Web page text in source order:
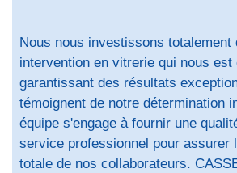
Nous nous investissons totalement
intervention en vitrerie qui nous est
garantissant des résultats
témoignent de notre détermination
équipe s'engage à fournir une
service professionnel pour assurer
totale de nos collaborateurs.